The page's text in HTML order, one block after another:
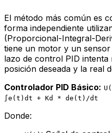
El método más común es
forma independiente
(Proporcional-Integral-
tiene un motor y un
lazo de control PID
posición deseada y la real
Controlador PID Básico:
∫e(t)dt + Kd * de(t)/dt
Donde: